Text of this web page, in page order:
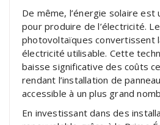
De même, l’énergie solaire est
pour produire de l’électricité.
photovoltaïques convertissent
électricité utilisable. Cette
baisse significative des coûts
rendant l’installation de
accessible à un plus grand
En investissant dans des